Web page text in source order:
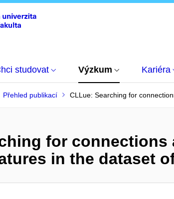
studovat Výzkum Kariéra
Přehled publikací CLLue: Searching for
for
in the dataset